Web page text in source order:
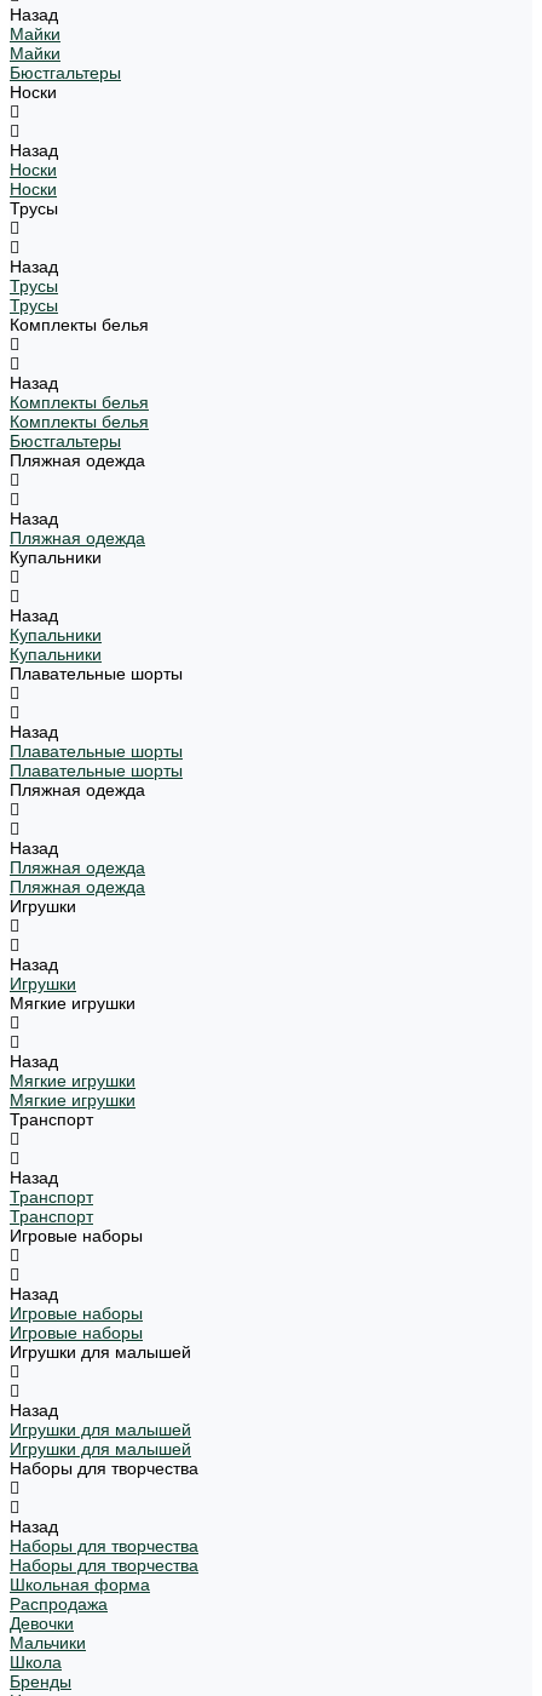
Назад
Майки
Майки
Бюстгальтеры
Носки
Назад
Носки
Носки
Трусы
Назад
Трусы
Трусы
Комплекты белья
Назад
Комплекты белья
Комплекты белья
Бюстгальтеры
Пляжная одежда
Назад
Пляжная одежда
Купальники
Назад
Купальники
Купальники
Плавательные шорты
Назад
Плавательные шорты
Плавательные шорты
Пляжная одежда
Назад
Пляжная одежда
Пляжная одежда
Игрушки
Назад
Игрушки
Мягкие игрушки
Назад
Мягкие игрушки
Мягкие игрушки
Транспорт
Назад
Транспорт
Транспорт
Игровые наборы
Назад
Игровые наборы
Игровые наборы
Игрушки для малышей
Назад
Игрушки для малышей
Игрушки для малышей
Наборы для творчества
Назад
Наборы для творчества
Наборы для творчества
Школьная форма
Распродажа
Девочки
Мальчики
Школа
Бренды